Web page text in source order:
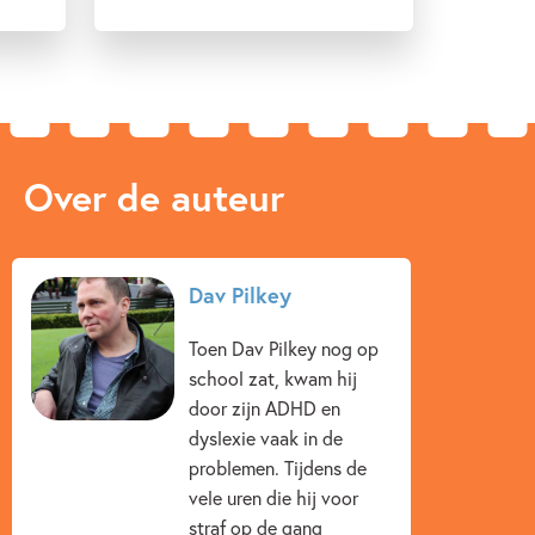
Over de auteur
Dav Pilkey
Toen Dav Pilkey nog op
school zat, kwam hij
door zijn ADHD en
dyslexie vaak in de
problemen. Tijdens de
vele uren die hij voor
straf op de gang